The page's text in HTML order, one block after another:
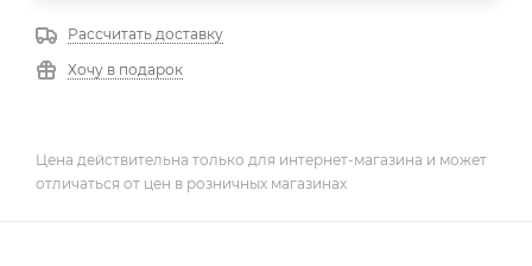
Рассчитать доставку
Хочу в подарок
Цена действительна только для интернет-магазина и может
отличаться от цен в розничных магазинах